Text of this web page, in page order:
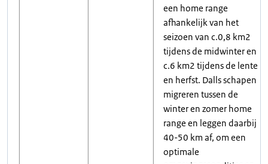
een home range
afhankelijk van het
seizoen van c.0,8 km2
tijdens de midwinter en
c.6 km2 tijdens de lente
en herfst. Dalls schapen
migreren tussen de
winter en zomer home
range en leggen daarbij
40-50 km af, om een
optimale